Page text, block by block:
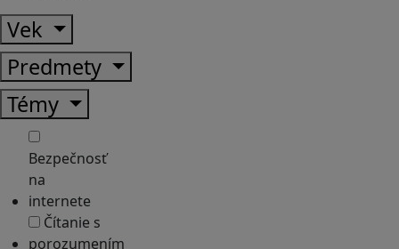
Vek
Predmety
Témy
Bezpečnosť
na
internete
Čítanie s
porozumením